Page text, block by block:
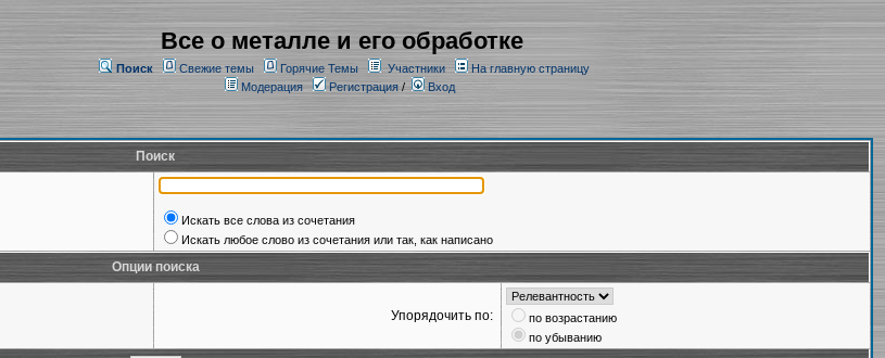
Все о металле и его обработке
Поиск Свежие темы Горячие Темы Участники
На главную страницу
Модерация
Регистрация/ Вход
Поиск
Искать все слова из сочетания
Искать любое слово из сочетания или так, как написано
Опции поиска
Упорядочить по:
по возрастанию
по убыванию